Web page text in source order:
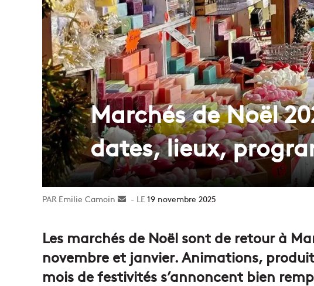
Marchés de Noël
dates, lieux,
Emilie Camoin
Envoyer19 novembre 2025
Les marchés de Noël sont de retour à
novembre et janvier. Animations,
mois de festivités s’annoncent bien